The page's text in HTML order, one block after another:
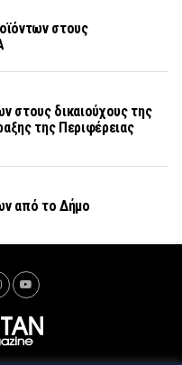
στους
στους δικαιούχους της
της Περιφέρειας
από το Δήμο